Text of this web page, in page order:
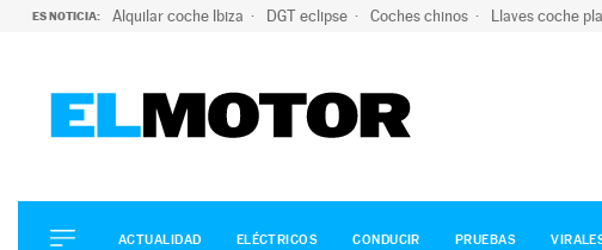
ES NOTICIA: Alquilar coche Ibiza DGT eclipse Coches chinos Llaves coche
ELÉCTRICOS
CONDUCIR
ACTUALIDAD ELÉCTRICOS CONDUCIR PRUEBAS